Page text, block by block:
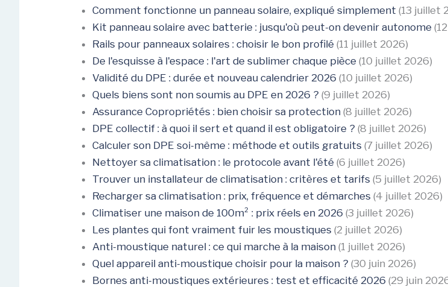
Comment fonctionne un panneau solaire, expliqué simplement (13 juillet
Kit panneau solaire avec batterie : jusqu'où peut-on devenir autonome
Rails pour panneaux solaires : choisir le bon profilé (11 juillet 2026)
De l'esquisse à l'espace : l'art de sublimer chaque pièce (10 juillet 2026)
Validité du DPE : durée et nouveau calendrier 2026 (10 juillet 2026)
Quels biens sont non soumis au DPE en 2026 ? (9 juillet 2026)
Assurance Copropriétés : bien choisir sa protection (8 juillet 2026)
DPE collectif : à quoi il sert et quand il est obligatoire ? (8 juillet 2026)
Calculer son DPE soi-même : méthode et outils gratuits (7 juillet 2026)
Nettoyer sa climatisation : le protocole avant l'été (6 juillet 2026)
Trouver un installateur de climatisation : critères et tarifs (5 juillet 2026)
Recharger sa climatisation : prix, fréquence et démarches (4 juillet 2026)
Climatiser une maison de 100m² : prix réels en 2026 (3 juillet 2026)
Les plantes qui font vraiment fuir les moustiques (2 juillet 2026)
Anti-moustique naturel : ce qui marche à la maison (1 juillet 2026)
Quel appareil anti-moustique choisir pour la maison ? (30 juin 2026)
Bornes anti-moustiques extérieures : test et efficacité 2026 (29 juin